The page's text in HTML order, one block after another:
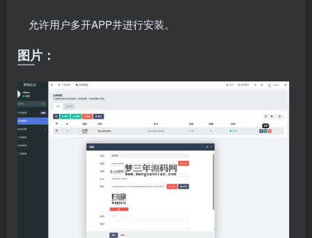
允许用户多开APP并进行安装。
图片：